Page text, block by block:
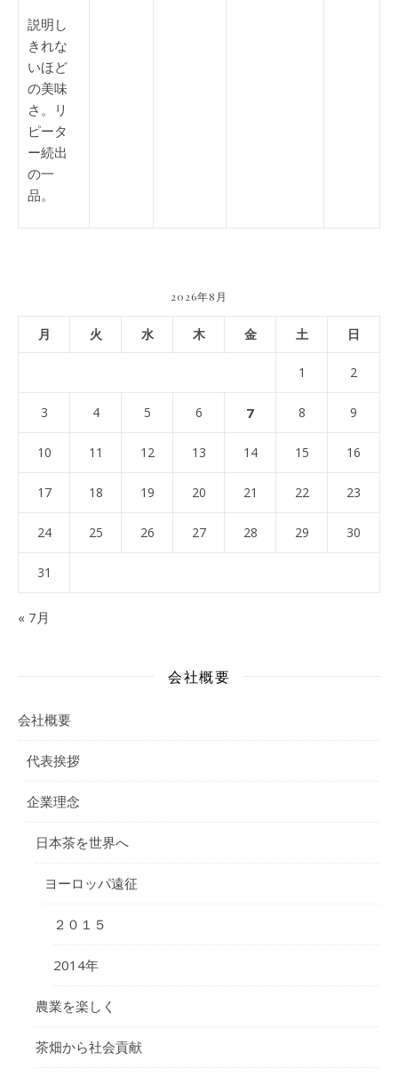
説明し
きれな
いほど
の美味
さ。リ
ピータ
ー続出
の一
品。
2026年8月
月 火 水 木 金 土 日
1 2
3 4 5 6 7 8 9
10 11 12 13 14 15 16
17 18 19 20 21 22 23
24 25 26 27 28 29 30
31
« 7月
会社概要
会社概要
代表挨拶
企業理念
日本茶を世界へ
ヨーロッパ遠征
２０１５
2014年
農業を楽しく
茶畑から社会貢献